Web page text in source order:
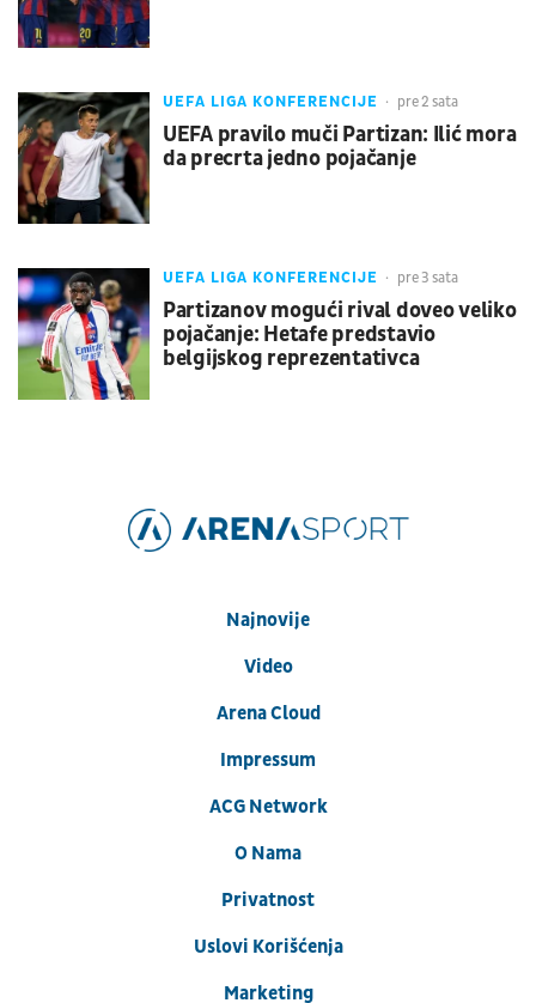
UEFA LIGA KONFERENCIJE pre 2 sata
UEFA pravilo muči Partizan: Ilić mora
da precrta jedno pojačanje
UEFA LIGA KONFERENCIJE pre 3 sata
Partizanov mogući rival doveo veliko
pojačanje: Hetafe predstavio
belgijskog reprezentativca
Najnovije
Video
Arena Cloud
Impressum
ACG Network
O Nama
Privatnost
Uslovi Korišćenja
Marketing